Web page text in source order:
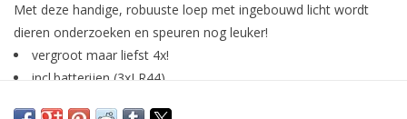
Met deze handige, robuuste loep met ingebouwd licht wordt
dieren onderzoeken en speuren nog leuker!
vergroot maar liefst 4x!
incl.batterijen (3xLR44)